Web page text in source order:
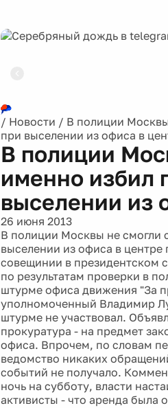
/ Новости / В полиции
при выселении из офиса в
В полиции
именно избил
выселении из
26 июня 2013
В полиции Москвы не смогли
выселении из офиса в центре
совещинии в президентском
по результатам проверки в
штурме офиса движения "За
уполномоченный Владимир
штурме не участвовал.
прокуратура - на предмет
офиса. Впрочем, по словам
ведомство никаких
событий не получало.
ночь на субботу, власти
активисты - что аренда была